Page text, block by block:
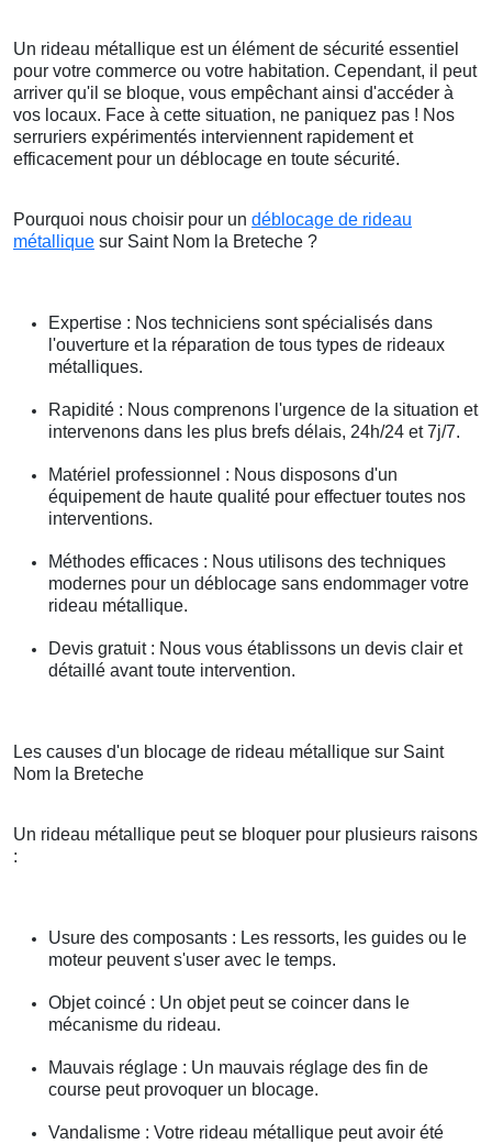
Un rideau métallique est un élément de sécurité essentiel
pour votre commerce ou votre habitation. Cependant, il peut
arriver qu'il se bloque, vous empêchant ainsi d'accéder à
vos locaux. Face à cette situation, ne paniquez pas ! Nos
serruriers expérimentés interviennent rapidement et
efficacement pour un déblocage en toute sécurité.
Pourquoi nous choisir pour un déblocage de rideau
métallique sur Saint Nom la Breteche ?
Expertise : Nos techniciens sont spécialisés dans
l'ouverture et la réparation de tous types de rideaux
métalliques.
Rapidité : Nous comprenons l'urgence de la situation et
intervenons dans les plus brefs délais, 24h/24 et 7j/7.
Matériel professionnel : Nous disposons d'un
équipement de haute qualité pour effectuer toutes nos
interventions.
Méthodes efficaces : Nous utilisons des techniques
modernes pour un déblocage sans endommager votre
rideau métallique.
Devis gratuit : Nous vous établissons un devis clair et
détaillé avant toute intervention.
Les causes d'un blocage de rideau métallique sur Saint
Nom la Breteche
Un rideau métallique peut se bloquer pour plusieurs raisons
:
Usure des composants : Les ressorts, les guides ou le
moteur peuvent s'user avec le temps.
Objet coincé : Un objet peut se coincer dans le
mécanisme du rideau.
Mauvais réglage : Un mauvais réglage des fin de
course peut provoquer un blocage.
Vandalisme : Votre rideau métallique peut avoir été